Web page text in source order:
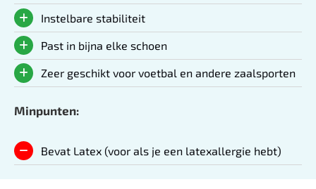
Instelbare stabiliteit
Past in bijna elke schoen
Zeer geschikt voor voetbal en andere zaalsporten
Minpunten:
Bevat Latex (voor als je een latexallergie hebt)